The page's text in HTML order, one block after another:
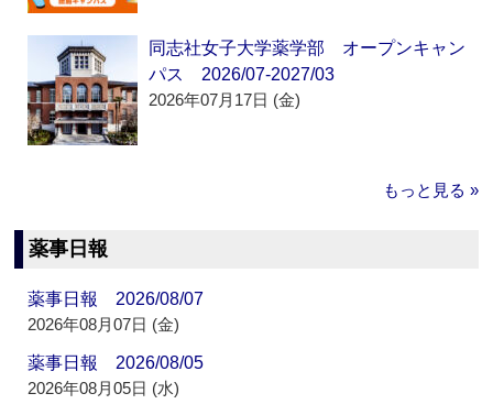
同志社女子大学薬学部 オープンキャン
パス 2026/07-2027/03
2026年07月17日 (金)
もっと見る »
薬事日報
薬事日報 2026/08/07
2026年08月07日 (金)
薬事日報 2026/08/05
2026年08月05日 (水)